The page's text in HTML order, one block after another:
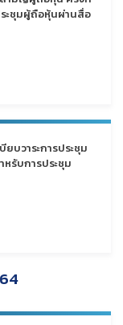
ะชุมผู้ถือหุ้นผ่านสื่อ
บวาระการประชุม
หรับการประชุม